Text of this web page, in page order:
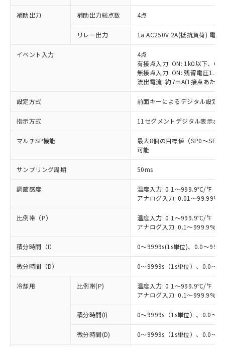
補助出力 補助出力総点数 4点
リレー出力 1a AC250V 2A(抵抗負荷) 電
イベント入力
4点
有接点入力: ON: 1kΩ以下、
無接点入力: ON: 残留電圧1.5V
流出電流: 約7mA(1接点あたり)
設定方式 前面キーによるデジタル設定
指示方式 11セグメントデジタル表示お
マルチSP機能
最大8個の目標値（SP0～SP7
可能
サンプリング周期 50ms
調節感度
温度入力: 0.1～999.9℃/°F（
アナログ入力: 0.01～
比例帯（P）
温度入力: 0.1～999.9℃/°F（
アナログ入力: 0.1～999.9%FS
積分時間（I） 0～9999s(1s単位)、0.0～
微分時間（D） 0～9999s（1s単位）、0.0～
冷却用 比例帯(P)
温度入力: 0.1～999.9℃/°F（
アナログ入力: 0.1～999.9%FS
積分時間(I) 0～9999s（1s単位）、0.0～
微分時間(D) 0～9999s（1s単位）、0.0～